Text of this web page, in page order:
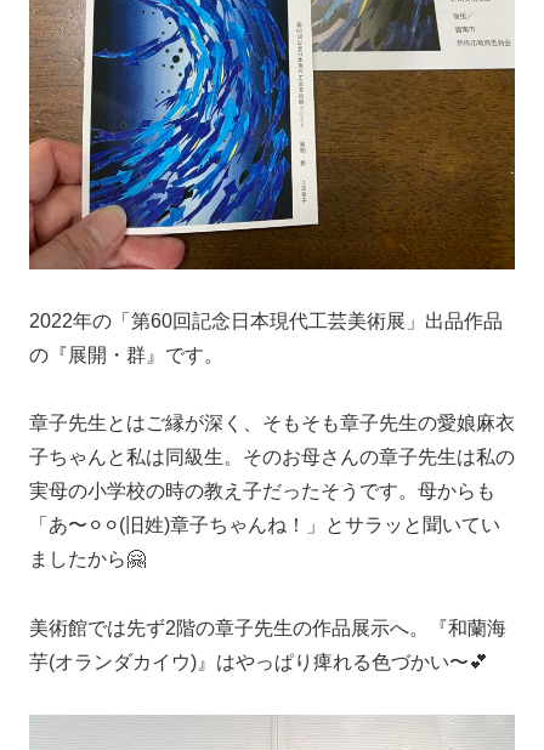
2022年の「第60回記念日本現代工芸美術展」出品作品
の『展開・群』です。
章子先生とはご縁が深く、そもそも章子先生の愛娘麻衣
子ちゃんと私は同級生。そのお母さんの章子先生は私の
実母の小学校の時の教え子だったそうです。母からも
「あ〜⚪︎⚪︎(旧姓)章子ちゃんね！」とサラッと聞いてい
ましたから🤗
美術館では先ず2階の章子先生の作品展示へ。『和蘭海
芋(オランダカイウ)』はやっぱり痺れる色づかい〜💕